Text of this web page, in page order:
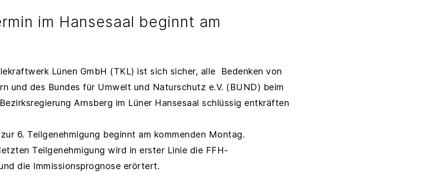
im Hansesaal beginnt am
Lünen GmbH (TKL) ist sich sicher, alle Bedenken von
und des Bundes für Umwelt und Naturschutz e.V. (BUND) beim
Arnsberg im Lüner Hansesaal schlüssig entkräften
6. Teilgenehmigung beginnt am kommenden Montag.
Teilgenehmigung wird in erster Linie die FFH-
die Immissionsprognose erörtert.